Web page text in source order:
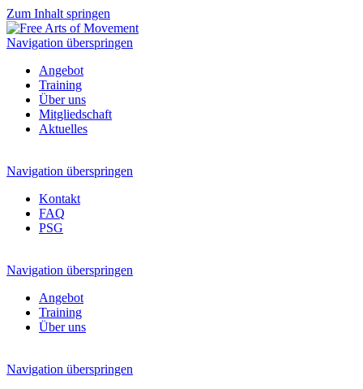
Zum Inhalt springen
Navigation überspringen
Angebot
Training
Über uns
Mitgliedschaft
Aktuelles
Navigation überspringen
Kontakt
FAQ
PSG
Navigation überspringen
Angebot
Training
Über uns
Navigation überspringen